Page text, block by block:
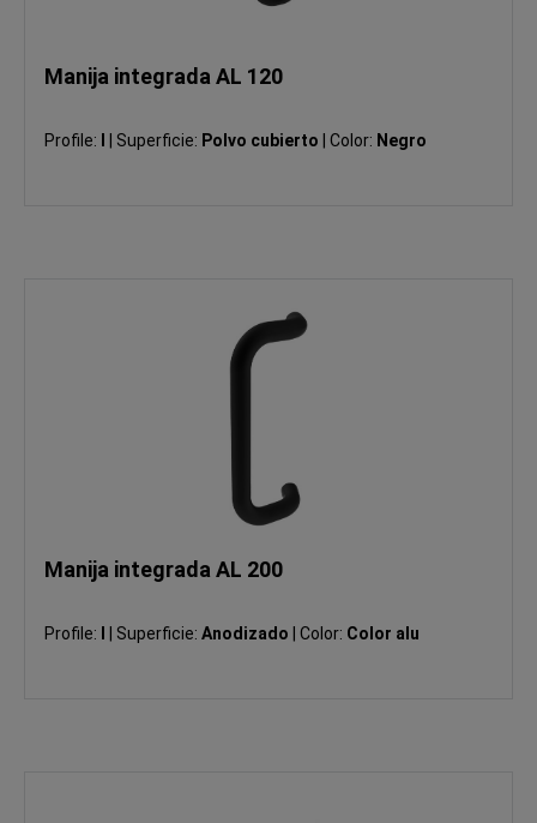
Manija integrada AL 120
Profile: Superficie: Polvo cubierto Color: Negro
Manija integrada AL 200
Profile: Superficie: Anodizado Color: Color alu